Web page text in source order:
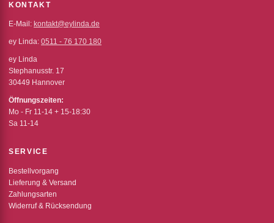
KONTAKT
E-Mail: kontakt@eylinda.de
ey Linda: 0511 - 76 170 180
ey Linda
Stephanusstr. 17
30449 Hannover
Öffnungszeiten:
Mo - Fr 11-14 + 15-18:30
Sa 11-14
SERVICE
Bestellvorgang
Lieferung & Versand
Zahlungsarten
Widerruf & Rücksendung